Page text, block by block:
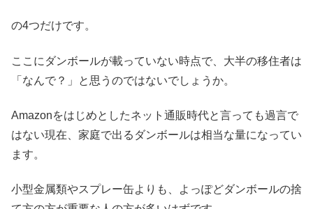
の4つだけです。
ここにダンボールが載っていない時点で、大半の移住者は
「なんで？」と思うのではないでしょうか。
Amazonをはじめとしたネット通販時代と言っても過言で
はない現在、家庭で出るダンボールは相当な量になってい
ます。
小型金属類やスプレー缶よりも、よっぽどダンボールの捨